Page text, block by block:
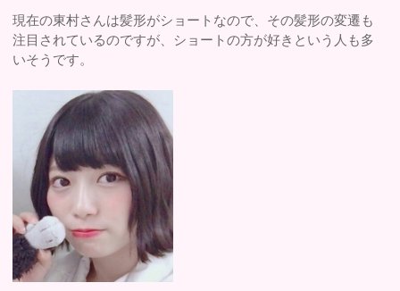
現在の東村さんは髪形がショートなので、その髪形の変遷も
注目されているのですが、ショートの方が好きという人も多
いそうです。